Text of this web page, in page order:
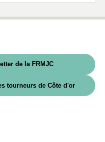
de la FRMJC
tourneurs de Côte d'or